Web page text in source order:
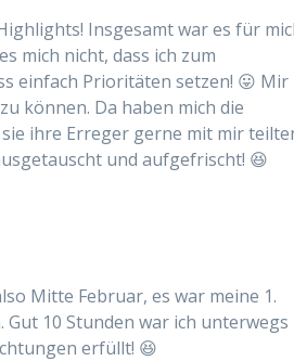
Insgesamt war es für
mich nicht, dass ich zum
einfach Prioritäten setzen! 😛 Mir
können. Da haben mich die
ihre Erreger gerne mit mir
und aufgefrischt! 😆
Mitte Februar, es war meine 1.
Gut 10 Stunden war ich unterwegs
erfüllt! 😆